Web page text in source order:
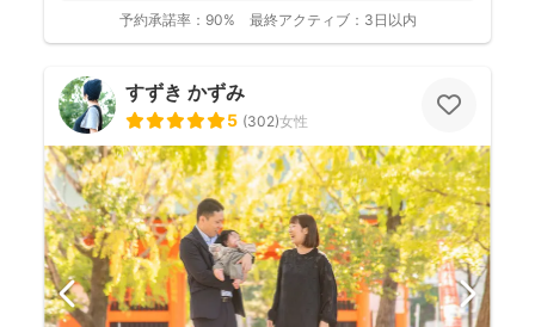
予約承諾率： 90% 最終アクティブ： 3日以内
すずき かずみ
5 (302)女性